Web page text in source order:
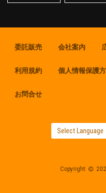
委託販売 会社案内
利用規約 個人情報保護
お問合せ
Copyright